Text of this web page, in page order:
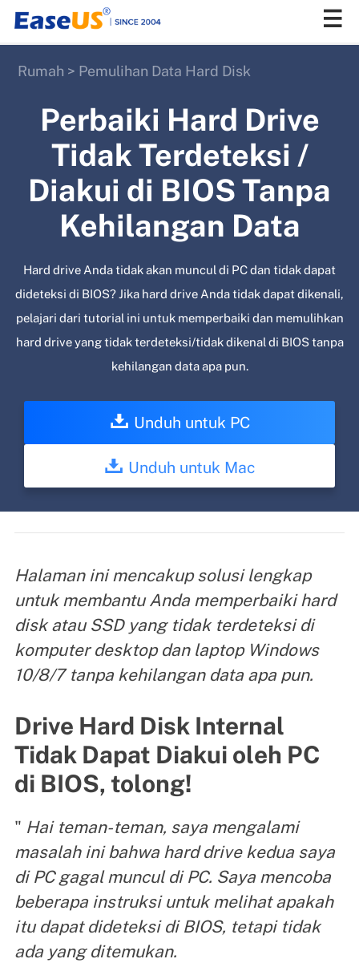
Rumah > Pemulihan Data Hard Disk
Perbaiki Hard Drive
Tidak Terdeteksi /
Diakui di BIOS Tanpa
Kehilangan Data
Hard drive Anda tidak akan muncul di PC dan tidak dapat
dideteksi di BIOS? Jika hard drive Anda tidak dapat dikenali,
pelajari dari tutorial ini untuk memperbaiki dan memulihkan
hard drive yang tidak terdeteksi/tidak dikenal di BIOS tanpa
kehilangan data apa pun.
Unduh untuk PC
Unduh untuk Mac
Halaman ini mencakup solusi lengkap
untuk membantu Anda memperbaiki hard
disk atau SSD yang tidak terdeteksi di
komputer desktop dan laptop Windows
10/8/7 tanpa kehilangan data apa pun.
Drive Hard Disk Internal
Tidak Dapat Diakui oleh PC
di BIOS, tolong!
" Hai teman-teman, saya mengalami
masalah ini bahwa hard drive kedua saya
di PC gagal muncul di PC. Saya mencoba
beberapa instruksi untuk melihat apakah
itu dapat dideteksi di BIOS, tetapi tidak
ada yang ditemukan.